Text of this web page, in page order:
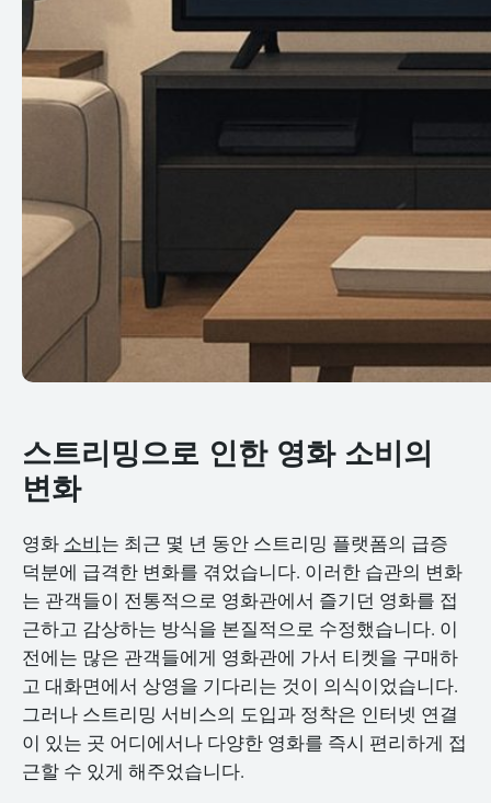
스트리밍으로 인한 영화 소비의
변화
영화 소비는 최근 몇 년 동안 스트리밍 플랫폼의 급증
덕분에 급격한 변화를 겪었습니다. 이러한 습관의 변화
는 관객들이 전통적으로 영화관에서 즐기던 영화를 접
근하고 감상하는 방식을 본질적으로 수정했습니다. 이
전에는 많은 관객들에게 영화관에 가서 티켓을 구매하
고 대화면에서 상영을 기다리는 것이 의식이었습니다.
그러나 스트리밍 서비스의 도입과 정착은 인터넷 연결
이 있는 곳 어디에서나 다양한 영화를 즉시 편리하게 접
근할 수 있게 해주었습니다.